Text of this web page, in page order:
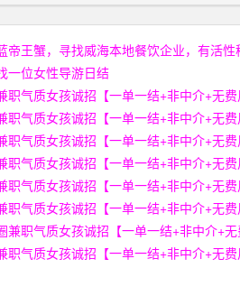
帝王蟹，寻找威海本地餐饮企业，有活
一位女性导游日结
职气质女孩诚招【一单一结+非中介+无
职气质女孩诚招【一单一结+非中介+无
职气质女孩诚招【一单一结+非中介+无
职气质女孩诚招【一单一结+非中介+无
职气质女孩诚招【一单一结+非中介+无
职气质女孩诚招【一单一结+非中介+无
兼职气质女孩诚招【一单一结+非中介+
职气质女孩诚招【一单一结+非中介+无